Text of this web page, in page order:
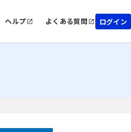
ヘルプ よくある質問 ログイン